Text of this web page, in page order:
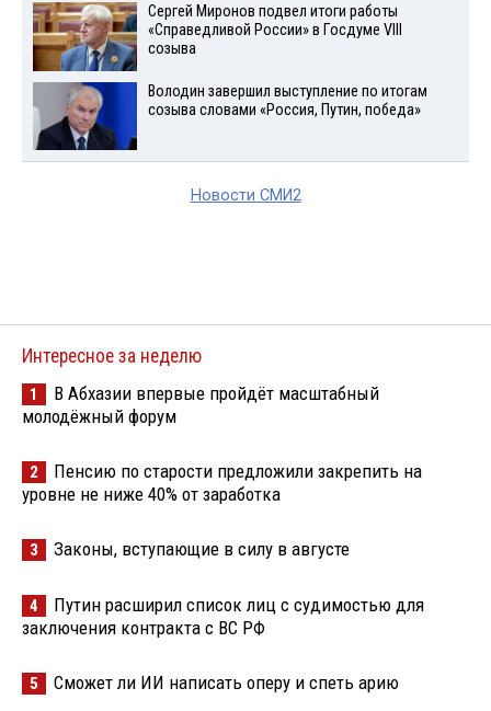
Сергей Миронов подвел итоги работы
«Справедливой России» в Госдуме VIII
созыва
Володин завершил выступление по итогам
созыва словами «Россия, Путин, победа»
Новости СМИ2
Интересное за неделю
1
В Абхазии впервые пройдёт масштабный
молодёжный форум
2
Пенсию по старости предложили закрепить на
уровне не ниже 40% от заработка
3 Законы, вступающие в силу в августе
4
Путин расширил список лиц с судимостью для
заключения контракта с ВС РФ
5 Сможет ли ИИ написать оперу и спеть арию